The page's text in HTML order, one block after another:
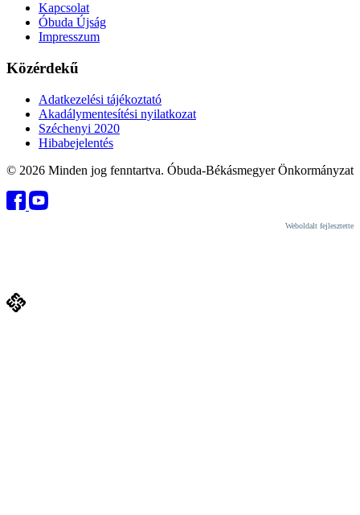
Kapcsolat
Óbuda Újság
Impresszum
Közérdekű
Adatkezelési tájékoztató
Akadálymentesítési nyilatkozat
Széchenyi 2020
Hibabejelentés
© 2026 Minden jog fenntartva. Óbuda-Békásmegyer Önkormányzat
Weboldalt fejlesztette